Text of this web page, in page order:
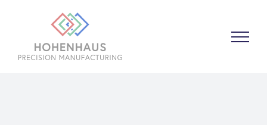
springen